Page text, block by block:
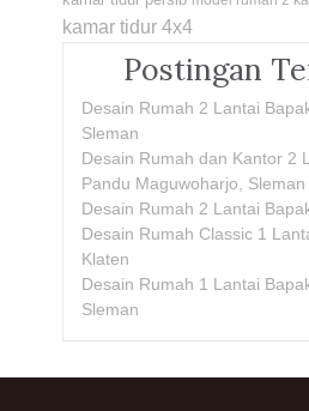
kamar tidur 4x4
Postingan
Desain Rumah 2 Lantai
Sleman
Desain Rumah dan Kantor 2
Pandu Maguwoharjo, Sleman
Desain Rumah 2 Lantai
Desain Rumah Classic 1
Klaten
Desain Rumah 1 Lantai
Sleman